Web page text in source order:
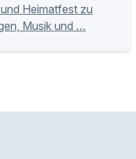
Heimatfest zu
Musik und …